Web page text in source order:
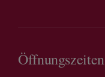
Öffnungszeiten